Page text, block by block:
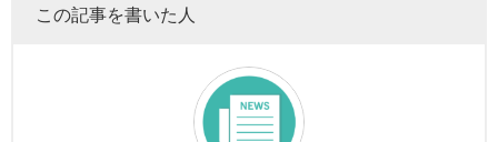
この記事を書いた人